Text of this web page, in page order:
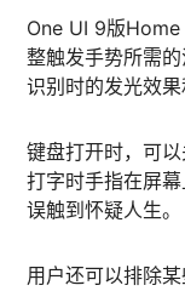
One UI 9版Home
整触发手势所需
识别时的发光效
键盘打开时，可
打字时手指在屏
误触到怀疑人生。
用户还可以排除